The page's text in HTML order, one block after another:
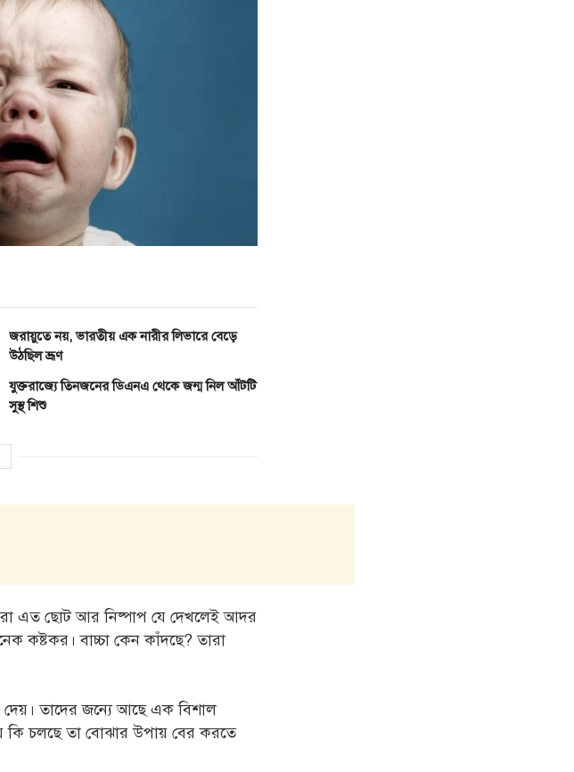
জরায়ুতে নয়, ভারতীয় এক নারীর লিভারে বেড়ে
উঠছিল ভ্রূণ
যুক্তরাজ্যে তিনজনের ডিএনএ থেকে জন্ম নিল আঁটটি
সুস্থ শিশু
এত ছোট আর নিষ্পাপ যে দেখলেই আদর
কষ্টকর। বাচ্চা কেন কাঁদছে? তারা
তাদের জন্যে আছে এক বিশাল
কি চলছে তা বোঝার উপায় বের করতে